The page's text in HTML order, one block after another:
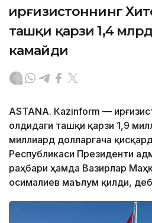
Қирғизистоннинг
ташқи қарзи 1,4
камайди
ASTANА. Кazinform —
олдидаги ташқи қарзи 1,9
миллиард долларгача
Республикаси Президенти
раҳбари ҳамда Вазирлар
Қосималиев маълум қилди,